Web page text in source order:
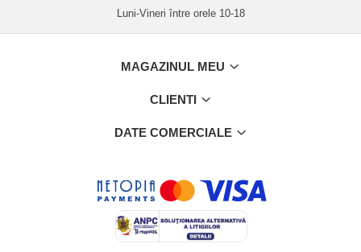
Luni-Vineri între orele 10-18
MAGAZINUL MEU
CLIENTI
DATE COMERCIALE